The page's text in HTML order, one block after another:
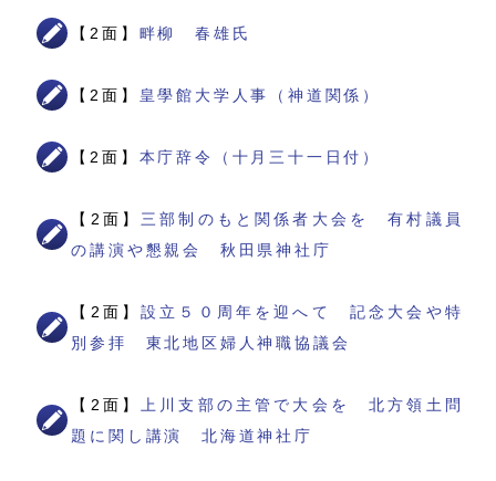
【2面】 畔柳 春雄氏
【2面】 皇學館大学人事（神道関係）
【2面】 本庁辞令（十月三十一日付）
【2面】 三部制のもと関係者大会を 有村議員
の講演や懇親会 秋田県神社庁
【2面】設立５０周年を迎へて 記念大会や特
別参拝 東北地区婦人神職協議会
【2面】
上川支部の主管で大会を 北方領土問
題に関し講演 北海道神社庁